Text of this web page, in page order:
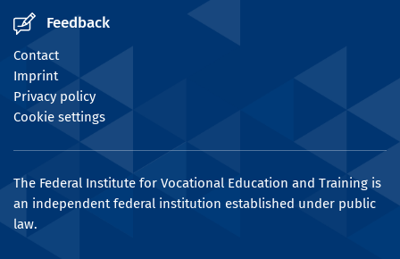
Feedback
Contact
Imprint
Privacy policy
Cookie settings
The Federal Institute for Vocational Education and Training is
an independent federal institution established under public
law.